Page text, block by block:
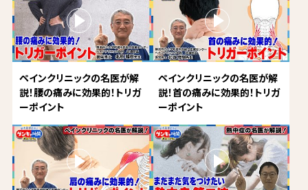
ペインクリニックの名医が解
説！腰の痛みに効果的！トリガ
ーポイント
ペインクリニックの名医が解
説！首の痛みに効果的！トリガ
ーポイント